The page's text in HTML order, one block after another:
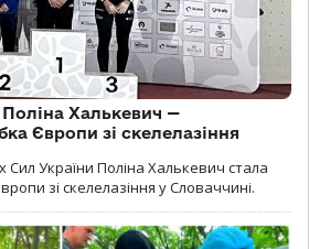
Халькевич —
Європи зі скелелазіння
України Поліна Халькевич стала
зі скелелазіння у Словаччині.